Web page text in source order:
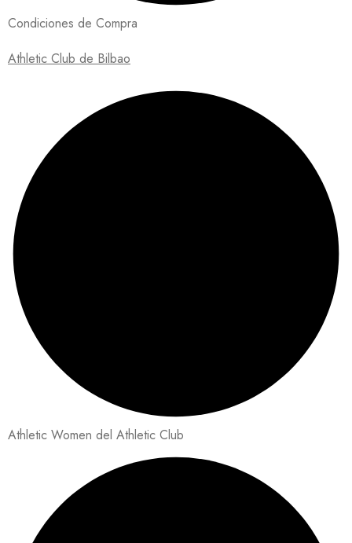
Condiciones de Compra
Athletic Club de Bilbao
Athletic Women del Athletic Club